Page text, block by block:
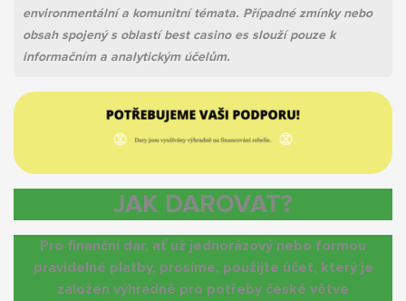
environmentální a komunitní témata. Případné zmínky nebo
obsah spojený s oblastí best casino es slouží pouze k
informačním a analytickým účelům.
JAK DAROVAT?
Pro finanční dar, ať už jednorázový nebo formou
pravidelné platby, prosíme, použijte účet, který je
založen výhradně pro potřeby české větve